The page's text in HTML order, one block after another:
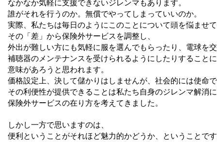
なかなか気軽に支援できないジレンマもあります。
誰がそれを行うのか。無償でやってしまっていいのか。
実際、私たちは毎日のようにこのことについて頭を悩ませ
その「差」から保険外サービスを調整し、
外出が難しい方にも気軽に服を選んでもらったり、電球を
補聴器のメンテナンスを受けられるようにしたりすること
意味があろうと思われます。
価格設定上、決して儲かりはしませんが、社会的には使命
その利便性が提供できることは私たち自身のジレンマ解
保険外サービスの在り方を考えてきました。
しかし一方で思いますのは、
便利ということがそれほど魅力的かどうか、ということで